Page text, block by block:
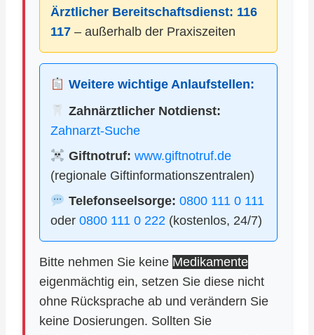
Ärztlicher Bereitschaftsdienst: 116
117 – außerhalb der Praxiszeiten
Weitere wichtige Anlaufstellen:
Zahnärztlicher Notdienst:
Zahnarzt-Suche
Giftnotruf: www.giftnotruf.de
(regionale Giftinformationszentralen)
Telefonseelsorge: 0800 111 0 111
oder 0800 111 0 222 (kostenlos, 24/7)
Bitte nehmen Sie keine Medikamente
eigenmächtig ein, setzen Sie diese nicht
ohne Rücksprache ab und verändern Sie
keine Dosierungen. Sollten Sie